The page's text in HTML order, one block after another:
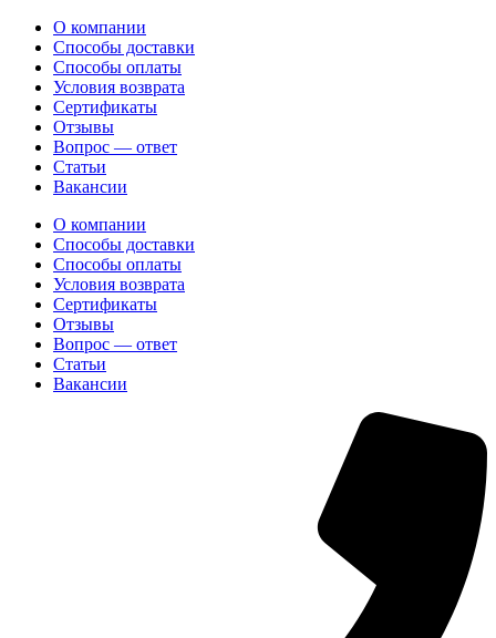
О компании
Способы доставки
Способы оплаты
Условия возврата
Сертификаты
Отзывы
Вопрос — ответ
Статьи
Вакансии
О компании
Способы доставки
Способы оплаты
Условия возврата
Сертификаты
Отзывы
Вопрос — ответ
Статьи
Вакансии